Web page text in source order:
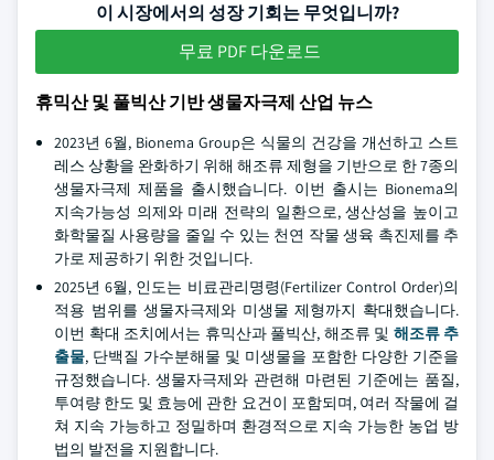
이 시장에서의 성장 기회는 무엇입니까?
무료 PDF 다운로드
휴믹산 및 풀빅산 기반 생물자극제 산업 뉴스
2023년 6월, Bionema Group은 식물의 건강을 개선하고 스트
레스 상황을 완화하기 위해 해조류 제형을 기반으로 한 7종의
생물자극제 제품을 출시했습니다. 이번 출시는 Bionema의
지속가능성 의제와 미래 전략의 일환으로, 생산성을 높이고
화학물질 사용량을 줄일 수 있는 천연 작물 생육 촉진제를 추
가로 제공하기 위한 것입니다.
2025년 6월, 인도는 비료관리명령(Fertilizer Control Order)의
적용 범위를 생물자극제와 미생물 제형까지 확대했습니다.
이번 확대 조치에서는 휴믹산과 풀빅산, 해조류 및 해조류 추
출물, 단백질 가수분해물 및 미생물을 포함한 다양한 기준을
규정했습니다. 생물자극제와 관련해 마련된 기준에는 품질,
투여량 한도 및 효능에 관한 요건이 포함되며, 여러 작물에 걸
쳐 지속 가능하고 정밀하며 환경적으로 지속 가능한 농업 방
법의 발전을 지원합니다.